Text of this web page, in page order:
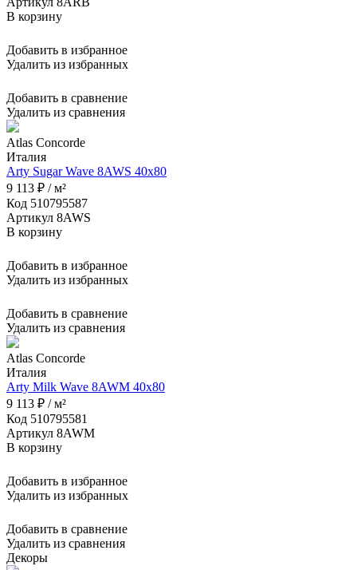
В корзину
Добавить в избранное
Удалить из избранных
Добавить в сравнение
Удалить из сравнения
Atlas Concorde
Италия
Arty Sugar Wave 8AWS 40x80
9 113 ₽ / м²
Код 510795587
Артикул 8AWS
В корзину
Добавить в избранное
Удалить из избранных
Добавить в сравнение
Удалить из сравнения
Atlas Concorde
Италия
Arty Milk Wave 8AWM 40x80
9 113 ₽ / м²
Код 510795581
Артикул 8AWM
В корзину
Добавить в избранное
Удалить из избранных
Добавить в сравнение
Удалить из сравнения
Декоры